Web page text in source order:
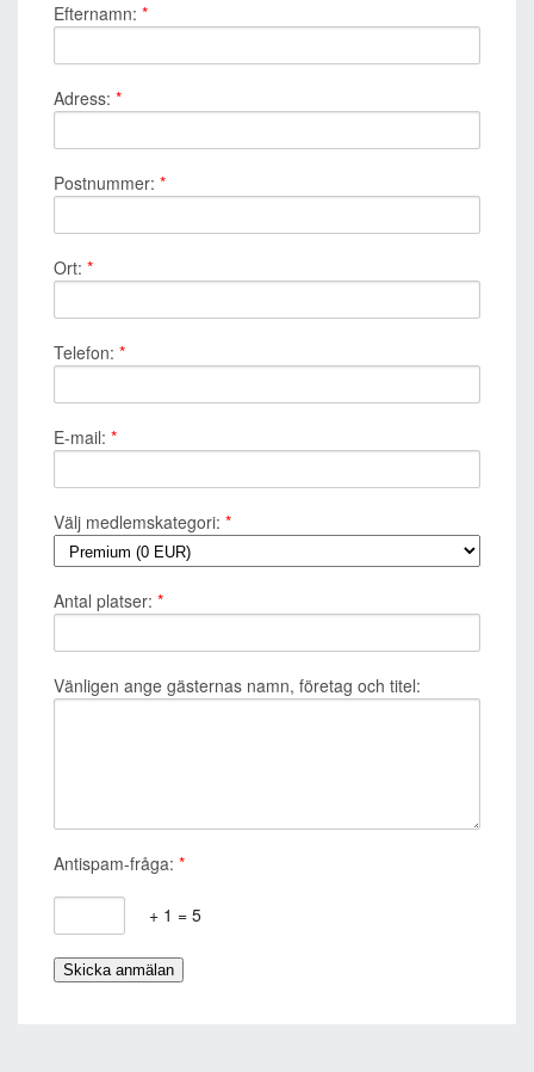
Efternamn: *
Adress: *
Postnummer: *
Ort: *
Telefon: *
E-mail: *
Välj medlemskategori: *
Antal platser: *
Vänligen ange gästernas namn, företag och titel:
Antispam-fråga: *
+ 1 = 5